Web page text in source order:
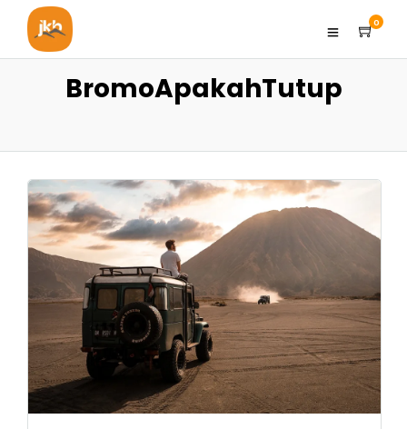
0
BromoApakahTutup